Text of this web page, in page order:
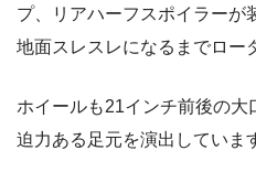
プ、リアハーフスポイラーが
地面スレスレになるまでロー
ホイールも21インチ前後の大
迫力ある足元を演出していま